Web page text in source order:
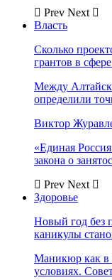
Prev Next
Власть
Сколько
грантов в
Между
определили
Виктор
«Единая
закона о
Prev Next
Здоровье
Новый год без
каникулы
Маникюр как в
условиях.